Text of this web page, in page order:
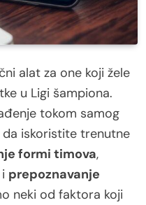
alat za one koji žele
u Ligi šampiona.
tokom samog
iskoristite trenutne
formi timova,
i prepoznavanje
neki od faktora koji